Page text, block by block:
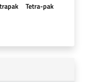
Tetra-pak